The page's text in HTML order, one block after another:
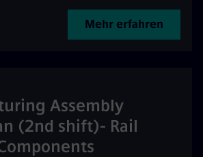
Mehr erfahren
Assembly
(2nd shift)- Rail